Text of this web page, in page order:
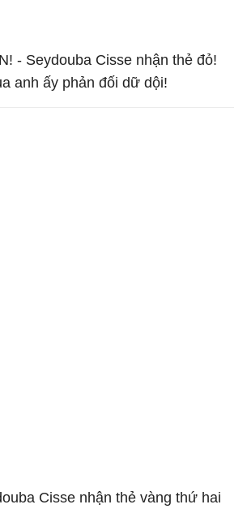
- Seydouba Cisse nhận thẻ đỏ!
anh ấy phản đối dữ dội!
Cisse nhận thẻ vàng thứ hai